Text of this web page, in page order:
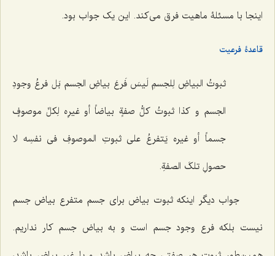
اینجا با مسئلۀ ماهیت فرق می‌کند. این یک جواب بود.
قاعدۀ فرعیت
ثبوتُ البیاضِ لِلجسمِ لَیسَ فَرعَ بیاضِ الجسم بَل فرعُ وجودِ
الجسم و کذا ثبوتُ کلُّ صفةٍ بیاضاً أو غیرِه لِکلِّ موصوفٍ
جسماً أو غیره یَتفرعُ على ثبوتِ الموصوفِ فی نفسِه لا
حصولِ تلکَ الصفةِ.
جواب دیگر اینکه ثبوت بیاض برای جسم متفرع بیاض جسم
نیست بلکه فرع وجود جسم است و به بیاض جسم کار نداریم.